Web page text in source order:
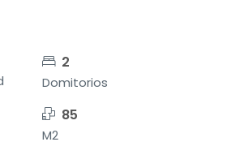
2
Domitorios
85
M2